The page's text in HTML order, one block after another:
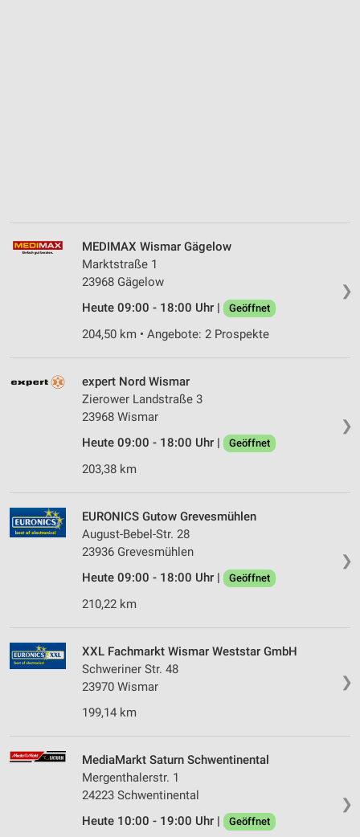
❯
MEDIMAX Wismar Gägelow
Marktstraße 1
23968 Gägelow
Heute 09:00 - 18:00 Uhr |
Geöffnet
204,50 km • Angebote: 2 Prospekte
❯
expert Nord Wismar
Zierower Landstraße 3
23968 Wismar
Heute 09:00 - 18:00 Uhr |
Geöffnet
203,38 km
❯
EURONICS Gutow Grevesmühlen
August-Bebel-Str. 28
23936 Grevesmühlen
Heute 09:00 - 18:00 Uhr |
Geöffnet
210,22 km
❯
XXL Fachmarkt Wismar Weststar GmbH
Schweriner Str. 48
23970 Wismar
199,14 km
❯
MediaMarkt Saturn Schwentinental
Mergenthalerstr. 1
24223 Schwentinental
Heute 10:00 - 19:00 Uhr |
Geöffnet